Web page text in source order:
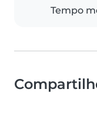
Tempo